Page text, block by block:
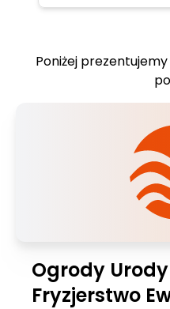
Poniżej
Ogrody
Fryzjerstwo